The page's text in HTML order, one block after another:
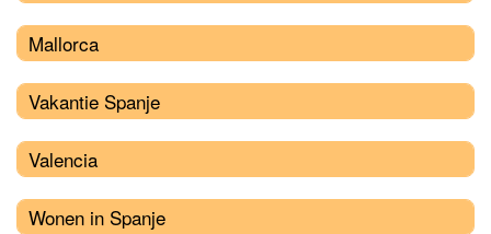
Mallorca
Vakantie Spanje
Valencia
Wonen in Spanje